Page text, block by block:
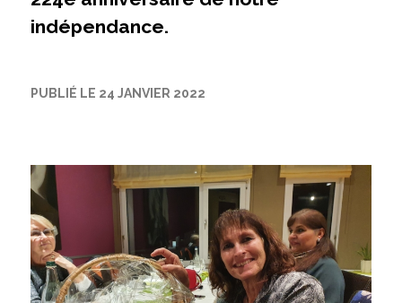
indépendance.
PUBLIÉ LE 24 JANVIER 2022